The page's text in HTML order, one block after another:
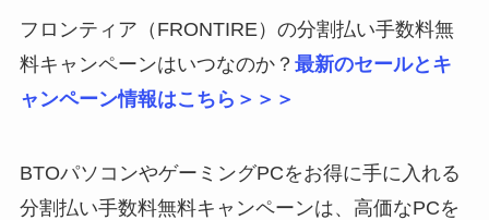
フロンティア（FRONTIRE）の分割払い手数料無
料キャンペーンはいつなのか？ 最新のセールとキ
ャンペーン情報はこちら＞＞＞
BTOパソコンやゲーミングPCをお得に手に入れる
分割払い手数料無料キャンペーンは、高価なPCを